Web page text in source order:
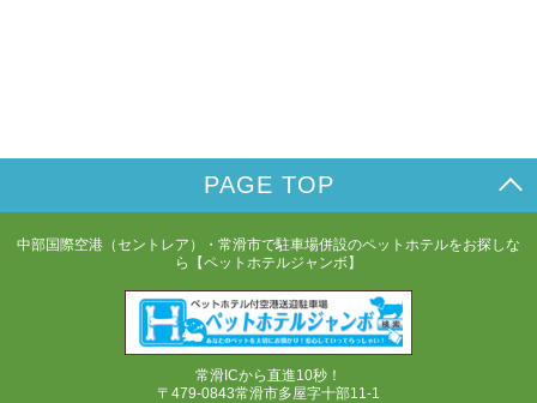
PAGE TOP
中部国際空港（セントレア）・常滑市で駐車場併設のペットホテルをお探しな
ら【ペットホテルジャンボ】
常滑ICから直進10秒！
〒479-0843常滑市多屋字十部11-1